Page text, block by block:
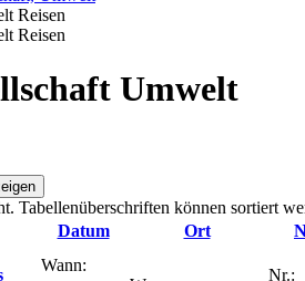
Reisen
Reisen
Umwelt
Tabellenüberschriften können sortiert
Datum Ort
Wann:
Nr.: